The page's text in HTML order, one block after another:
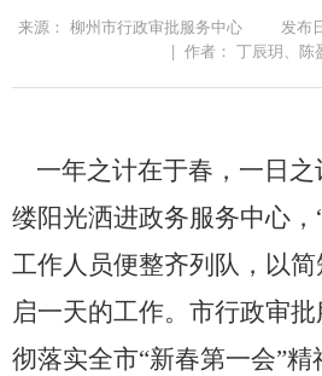
来源： 柳州市行政审批服务中心
发布
| 作者： 丁辰玥、陈
一年之计在于春，一日之
缕阳光洒进政务服务中心，
工作人员便整齐列队，以
启一天的工作。市行政审
彻落实全市“新春第一会”